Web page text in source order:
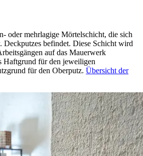
oder mehrlagige Mörtelschicht, die sich
Deckputzes befindet. Diese Schicht wird
auf das Mauerwerk
Haftgrund für den jeweiligen
für den Oberputz. Übersicht der